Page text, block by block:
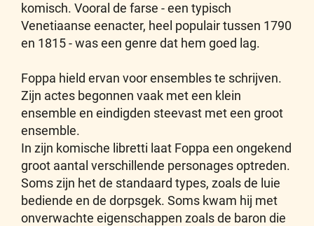
komisch. Vooral de farse - een typisch
Venetiaanse eenacter, heel populair tussen 1790
en 1815 - was een genre dat hem goed lag.
Foppa hield ervan voor ensembles te schrijven.
Zijn actes begonnen vaak met een klein
ensemble en eindigden steevast met een groot
ensemble.
In zijn komische libretti laat Foppa een ongekend
groot aantal verschillende personages optreden.
Soms zijn het de standaard types, zoals de luie
bediende en de dorpsgek. Soms kwam hij met
onverwachte eigenschappen zoals de baron die